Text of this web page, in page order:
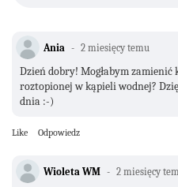
Ania 2 miesięcy temu
Dzień dobry! Mogłabym zamienić
roztopionej w kąpieli wodnej?
dnia :-)
Like Odpowiedz
Wioleta WM 2 miesięcy